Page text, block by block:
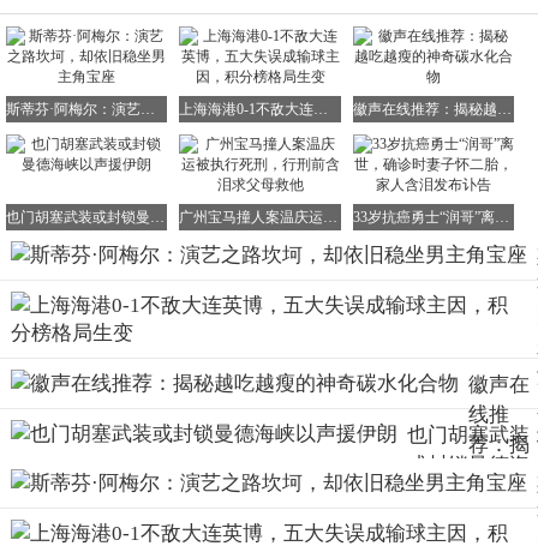
斯蒂芬·阿梅尔：演艺之路坎坷，却依旧稳坐男主角宝座 上海海港0-1不敌大连英博，五大失误成输球主因，积分榜格局生变 徽声在线推荐：揭秘越吃越瘦的神奇碳水化合物
也门胡塞武装或封锁曼德海峡以声援伊朗 广州宝马撞人案温庆运被执行死刑，行刑前含泪求父母救他 33岁抗癌勇士“润哥”离世，确诊时妻子怀二胎，家人含泪发布讣告
徽声在
线推
荐：揭
秘越吃
神奇碳
也门胡塞武装
或封锁曼德海
峡以声援伊朗